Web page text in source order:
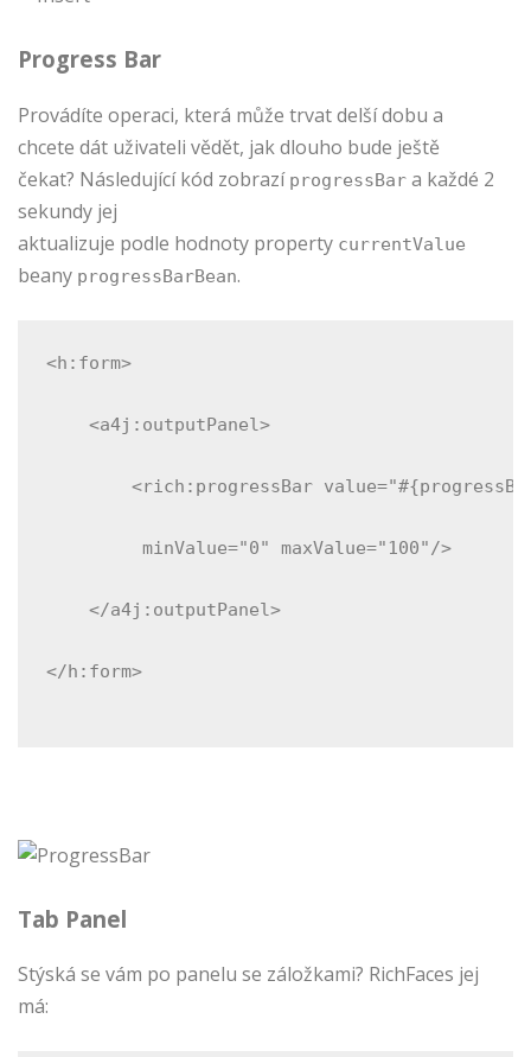
Progress Bar
Provádíte operaci, která může trvat delší dobu a
chcete dát uživateli vědět, jak dlouho bude ještě
čekat? Následující kód zobrazí progressBar a každé 2
sekundy jej
aktualizuje podle hodnoty property currentValue
beany progressBarBean.
<h:form>
    <a4j:outputPanel>
<rich:progressBar
         minValue="0" maxValue="100"/>
    </a4j:outputPanel>
</h:form>
Tab Panel
Stýská se vám po panelu se záložkami? RichFaces jej
má: